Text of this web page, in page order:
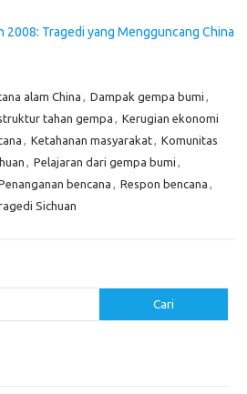
2008: Tragedi yang Mengguncang China
alam China , Dampak gempa bumi ,
tahan gempa , Kerugian ekonomi
, Ketahanan masyarakat, Komunitas
, Pelajaran dari gempa bumi ,
bencana , Respon bencana ,
Sichuan
Cari